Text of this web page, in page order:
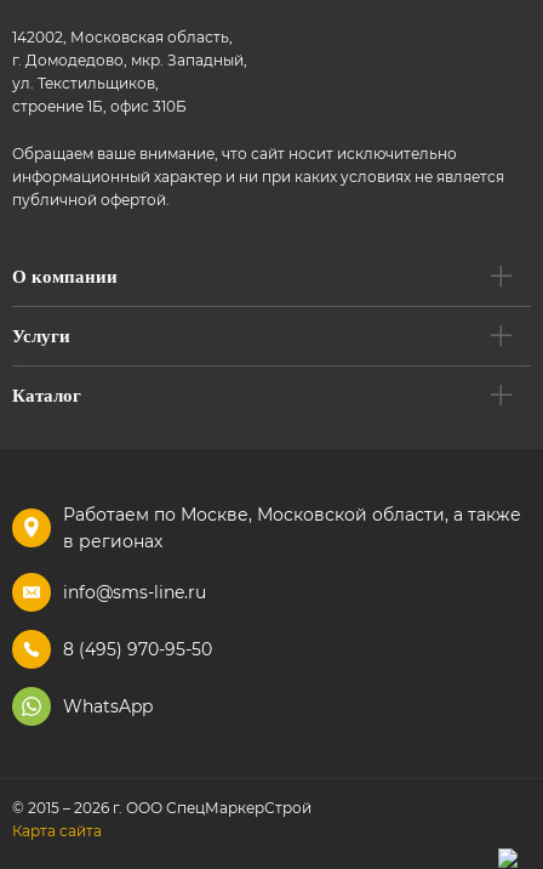
142002, Московская область,
г. Домодедово, мкр. Западный,
ул. Текстильщиков,
строение 1Б, офис 310Б
Обращаем ваше внимание, что сайт носит исключительно
информационный характер и ни при каких условиях не является
публичной офертой.
О компании
Услуги
Каталог
Работаем по Москве, Московской области, а также
в регионах
info@sms-line.ru
8 (495) 970-95-50
WhatsApp
© 2015 – 2026 г. ООО СпецМаркерСтрой
Карта сайта